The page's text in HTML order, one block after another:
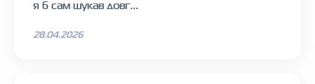
я б сам шукав довг...
28.04.2026